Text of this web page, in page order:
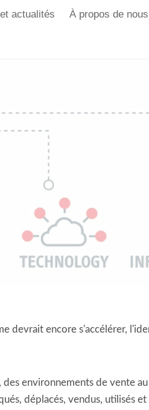
actualités À propos de nous
devrait encore s'accélérer,
environnements de vente
déplacés, vendus, utilisés